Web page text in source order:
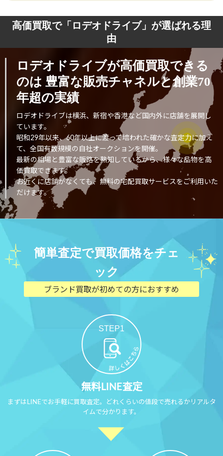
高価買取で「ロデオドライブ」が選ばれる理
由
ロデオドライブが高価買取できる
のは 豊富な販売チャネルと創業70
年超の実績
ロデオドライブは横浜、新宿や香港など国内外に店舗を展開し
ています。
昭和29年以来、60年以上に渡って培われた確かな査定力に加え
て、全国有数規模の自社オークションを開催。
最新の相場と豊富な販路を熟知しているから、様々な品物を高
価買取できます。
お近くに店舗がなくても、無料の宅配買取サービスをご利用いた
だけます。
簡単査定で買取価格をチェ
ック
ブランド買取が初めての方におすすめ
STEP1
無料LINE査定
まずはLINEでお手軽に買取査定。どれくらいの値段で売れるかリアルタ
イムで分かります。